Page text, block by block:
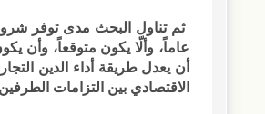
عاماً، وألّا يكون متوقعاً، وأن
أن يعدل طريقة أداء الدين
الاقتصادي بين التزامات